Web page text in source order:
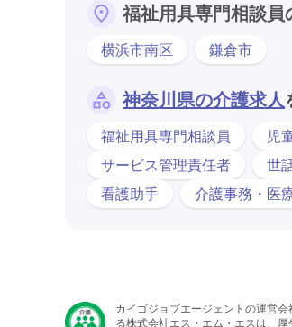
福祉用具専門相談
横浜市南区 鎌倉市
神奈川県の介護求人
福祉用具専門相談員 児
サービス管理責任者
世
看護助手
介護事務・医
カイゴジョブエージェントの運営会
る株式会社エス・エム・エスは、厚